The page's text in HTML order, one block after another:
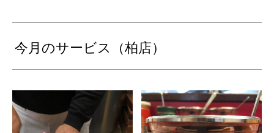
今月のサービス（柏店）